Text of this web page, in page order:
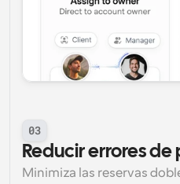
03
Reducir errores
Minimiza las reservas